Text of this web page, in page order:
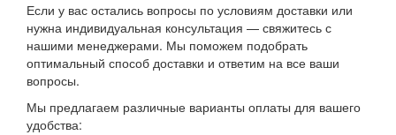
Если у вас остались вопросы по условиям доставки или
нужна индивидуальная консультация — свяжитесь с
нашими менеджерами. Мы поможем подобрать
оптимальный способ доставки и ответим на все ваши
вопросы.
Мы предлагаем различные варианты оплаты для вашего
удобства: